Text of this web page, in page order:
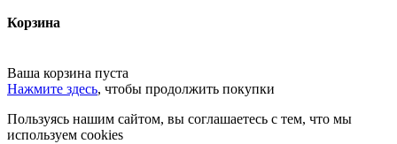
Корзина
Ваша корзина пуста
Нажмите здесь, чтобы продолжить покупки
Пользуясь нашим сайтом, вы соглашаетесь с тем, что мы
используем cookies